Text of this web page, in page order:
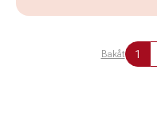
Bakåt 1